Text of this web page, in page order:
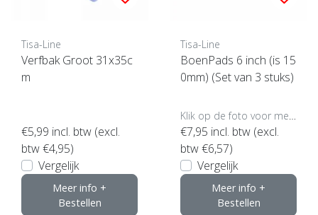
Tisa-Line
Verfbak Groot 31x35c
m
€5,99 incl. btw (excl.
btw €4,95)
Vergelijk
Meer info +
Bestellen
Tisa-Line
BoenPads 6 inch (is 15
0mm) (Set van 3 stuks)
€7,95 incl. btw (excl.
btw €6,57)
Vergelijk
Meer info +
Bestellen